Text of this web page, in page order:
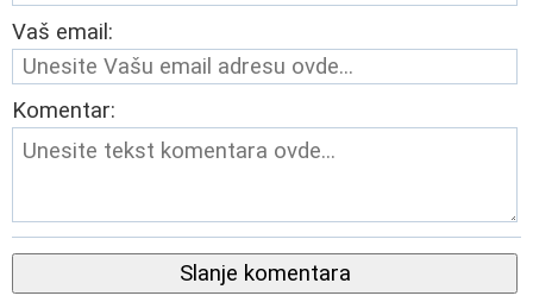
Vaš email:
Komentar:
Slanje komentara